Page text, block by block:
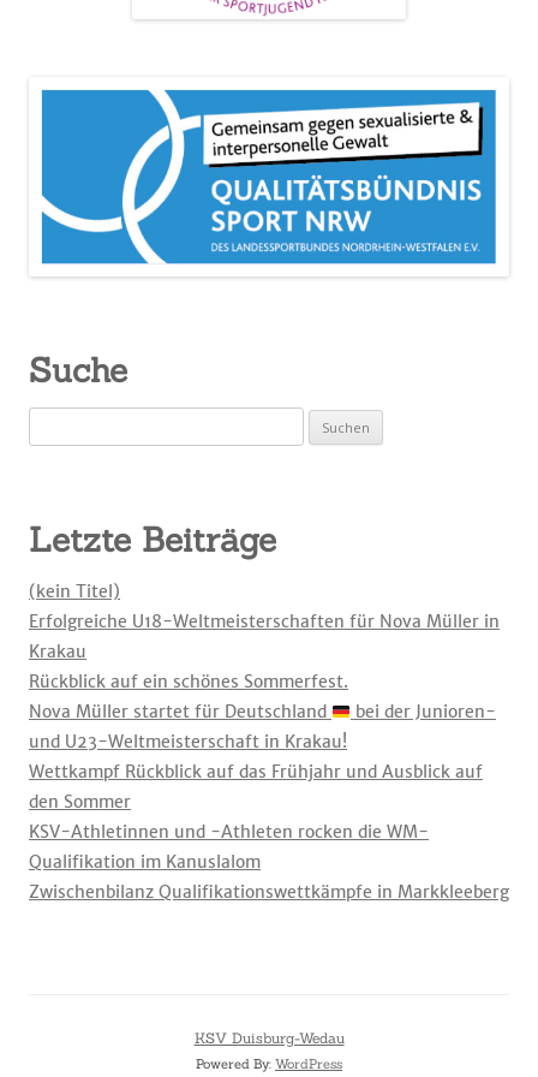
Suche
nach:
Letzte Beiträge
(kein Titel)
Erfolgreiche U18-Weltmeisterschaften für Nova Müller in
Krakau
Rückblick auf ein schönes Sommerfest.
Nova Müller startet für Deutschland
bei der Junioren-
und U23-Weltmeisterschaft in Krakau!
Wettkampf Rückblick auf das Frühjahr und Ausblick auf
den Sommer
KSV-Athletinnen und -Athleten rocken die WM-
Qualifikation im Kanuslalom
Zwischenbilanz Qualifikationswettkämpfe in Markkleeberg
KSV Duisburg-Wedau
Powered By: WordPress